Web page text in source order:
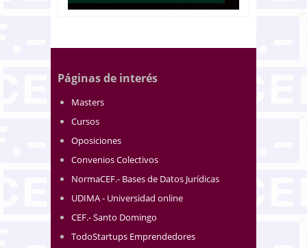
Páginas de interés
Masters
Cursos
Oposiciones
Convenios Colectivos
NormaCEF.- Bases de Datos Jurídicas
UDIMA - Universidad online
CEF.- Santo Domingo
TodoStartups Emprendedores